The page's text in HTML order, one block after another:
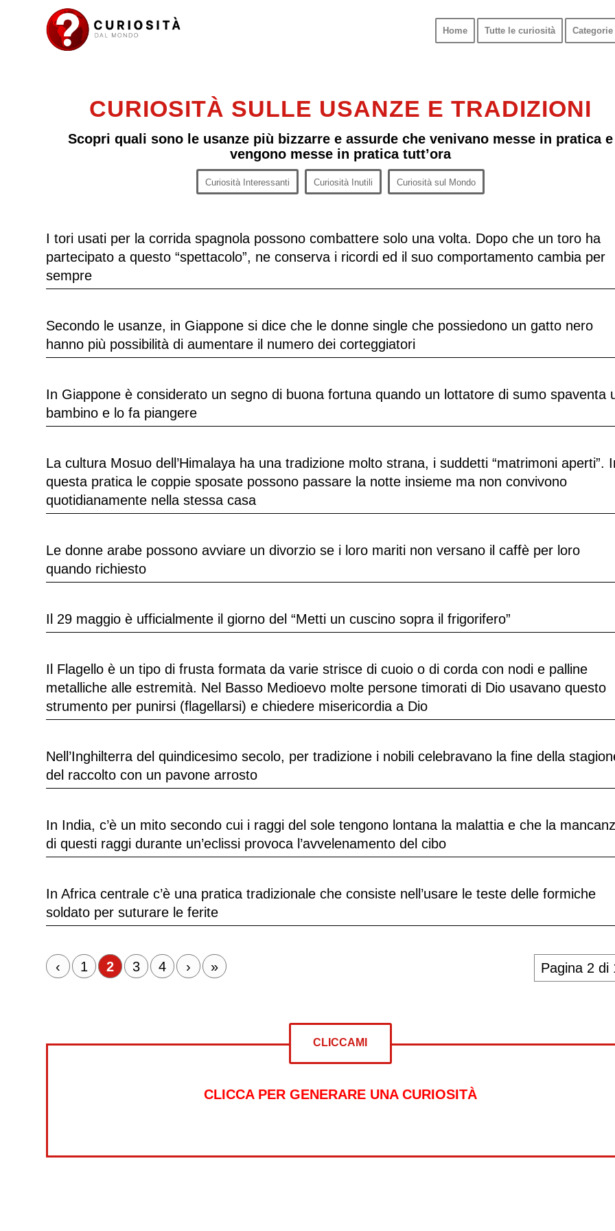
Home Tutte le curiosità
CURIOSITÀ SULLE USANZE E TRADIZIONI
Scopri quali sono le usanze più bizzarre e assurde che venivano messe in pratica e
vengono messe in pratica tutt’ora
Curiosità Interessanti Curiosità Inutili Curiosità sul Mondo
I tori usati per la corrida spagnola possono combattere solo una volta. Dopo che un toro ha
partecipato a questo “spettacolo”, ne conserva i ricordi ed il suo comportamento cambia per
sempre
Secondo le usanze, in Giappone si dice che le donne single che possiedono un gatto nero
hanno più possibilità di aumentare il numero dei corteggiatori
In Giappone è considerato un segno di buona fortuna quando un lottatore di sumo spaventa
bambino e lo fa piangere
La cultura Mosuo dell’Himalaya ha una tradizione molto strana, i suddetti “matrimoni aperti”.
questa pratica le coppie sposate possono passare la notte insieme ma non convivono
quotidianamente nella stessa casa
Le donne arabe possono avviare un divorzio se i loro mariti non versano il caffè per loro
quando richiesto
Il 29 maggio è ufficialmente il giorno del “Metti un cuscino sopra il frigorifero”
Il Flagello è un tipo di frusta formata da varie strisce di cuoio o di corda con nodi e palline
metalliche alle estremità. Nel Basso Medioevo molte persone timorati di Dio usavano questo
strumento per punirsi (flagellarsi) e chiedere misericordia a Dio
Nell’Inghilterra del quindicesimo secolo, per tradizione i nobili celebravano la fine della
del raccolto con un pavone arrosto
In India, c’è un mito secondo cui i raggi del sole tengono lontana la malattia e che la
di questi raggi durante un’eclissi provoca l’avvelenamento del cibo
In Africa centrale c’è una pratica tradizionale che consiste nell’usare le teste delle formiche
soldato per suturare le ferite
Pagina 2 di
‹ 1 2 3 4 › »
CLICCAMI
CLICCA PER GENERARE UNA CURIOSITÀ